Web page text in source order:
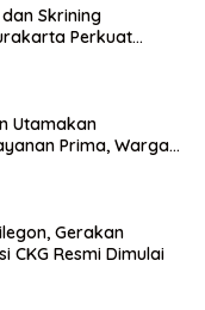
Skrining
Perkuat
Utamakan
Prima, Warga
Gerakan
CKG Resmi Dimulai